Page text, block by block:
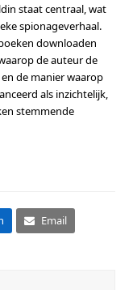
staat centraal, wat
spionageverhaal.
downloaden
de auteur de
de manier waarop
als inzichtelijk,
stemmende
Email